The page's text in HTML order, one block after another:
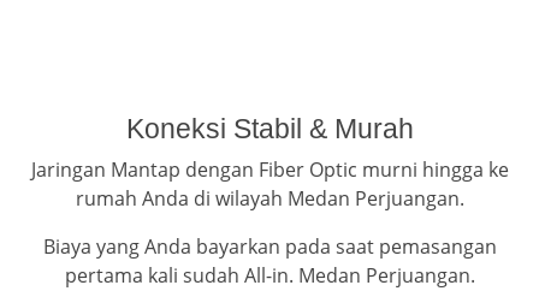
Koneksi Stabil & Murah
Jaringan Mantap dengan Fiber Optic murni hingga ke
rumah Anda di wilayah Medan Perjuangan.
Biaya yang Anda bayarkan pada saat pemasangan
pertama kali sudah All-in. Medan Perjuangan.